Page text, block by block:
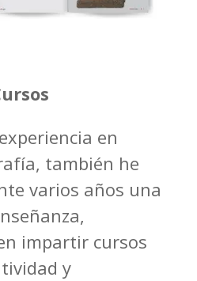
en
también he
varios años una
impartir cursos
y